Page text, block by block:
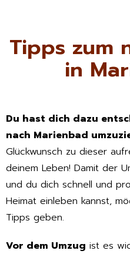
Tipps zum
in
Du hast dich dazu
nach Marienbad
Glückwunsch zu dieser
deinem Leben! Damit der
und du dich schnell und
Heimat einleben kannst,
Tipps geben.
Vor dem Umzug ist es